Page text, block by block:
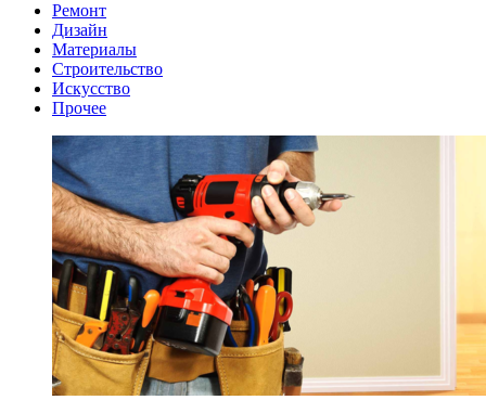
Ремонт
Дизайн
Материалы
Строительство
Искусство
Прочее